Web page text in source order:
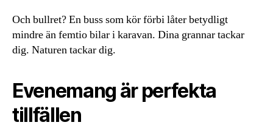
Och bullret? En buss som kör förbi låter betydligt
mindre än femtio bilar i karavan. Dina grannar tackar
dig. Naturen tackar dig.
Evenemang är perfekta
tillfällen